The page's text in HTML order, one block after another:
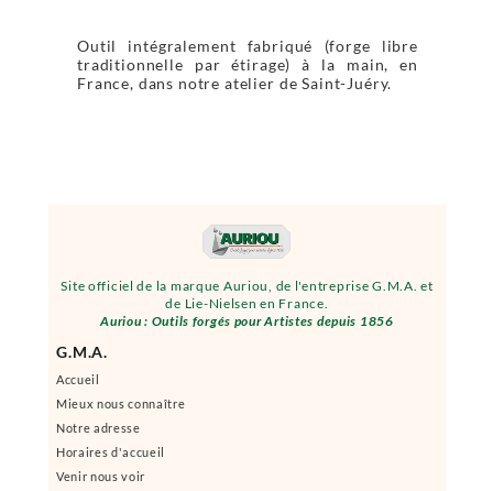
Site officiel de la marque Auriou, de l'entreprise G.M.A. et
de Lie-Nielsen en France.
Auriou : Outils forgés pour Artistes depuis 1856
G.M.A.
Accueil
Mieux nous connaître
Notre adresse
Horaires d'accueil
Venir nous voir
Outil intégralement fabriqué (forge libre
traditionnelle par étirage) à la main, en
France, dans notre atelier de Saint-Juéry.